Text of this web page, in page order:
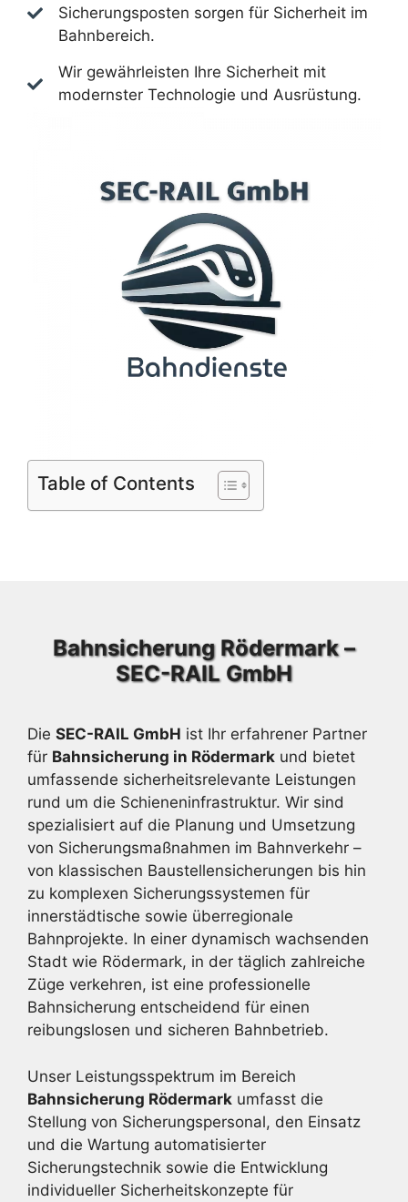
Sicherungsposten sorgen für Sicherheit im
Bahnbereich.
Wir gewährleisten Ihre Sicherheit mit
modernster Technologie und Ausrüstung.
Table of Contents
Bahnsicherung Rödermark –
SEC-RAIL GmbH
Die SEC-RAIL GmbH ist Ihr erfahrener Partner
für Bahnsicherung in Rödermark und bietet
umfassende sicherheitsrelevante Leistungen
rund um die Schieneninfrastruktur. Wir sind
spezialisiert auf die Planung und Umsetzung
von Sicherungsmaßnahmen im Bahnverkehr –
von klassischen Baustellensicherungen bis hin
zu komplexen Sicherungssystemen für
innerstädtische sowie überregionale
Bahnprojekte. In einer dynamisch wachsenden
Stadt wie Rödermark, in der täglich zahlreiche
Züge verkehren, ist eine professionelle
Bahnsicherung entscheidend für einen
reibungslosen und sicheren Bahnbetrieb.
Unser Leistungsspektrum im Bereich
Bahnsicherung Rödermark umfasst die
Stellung von Sicherungspersonal, den Einsatz
und die Wartung automatisierter
Sicherungstechnik sowie die Entwicklung
individueller Sicherheitskonzepte für